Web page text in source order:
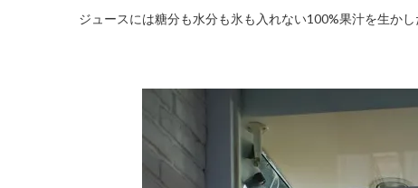
ジュースには糖分も水分も氷も入れない100%果汁を生か